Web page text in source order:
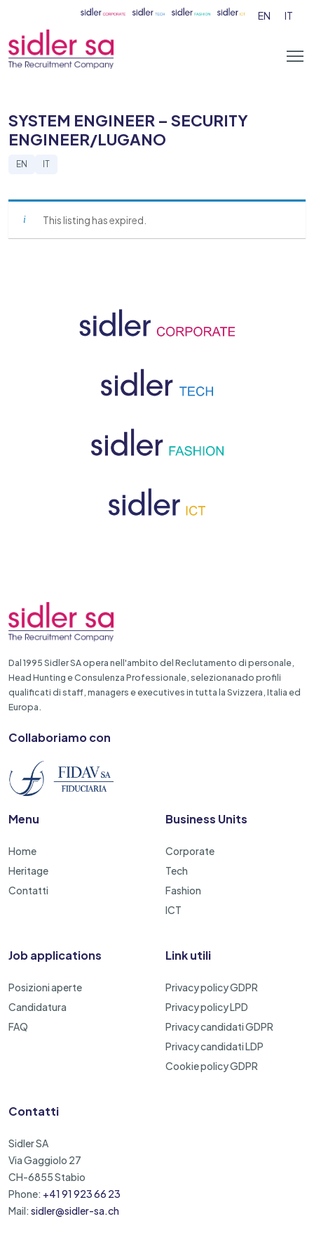
EN IT
SYSTEM ENGINEER – SECURITY
ENGINEER/LUGANO
EN IT
This listing has expired.
Dal 1995 Sidler SA opera nell'ambito del Reclutamento di personale,
Head Hunting e Consulenza Professionale, selezionanado profili
qualificati di staff, managers e executives in tutta la Svizzera, Italia ed
Europa.
Collaboriamo con
Menu
Home
Heritage
Contatti
Business Units
Corporate
Tech
Fashion
ICT
Job applications
Posizioni aperte
Candidatura
FAQ
Link utili
Privacy policy GDPR
Privacy policy LPD
Privacy candidati GDPR
Privacy candidati LDP
Cookie policy GDPR
Contatti
Sidler SA
Via Gaggiolo 27
CH-6855 Stabio
Phone: +41 91 923 66 23
Mail: sidler@sidler-sa.ch